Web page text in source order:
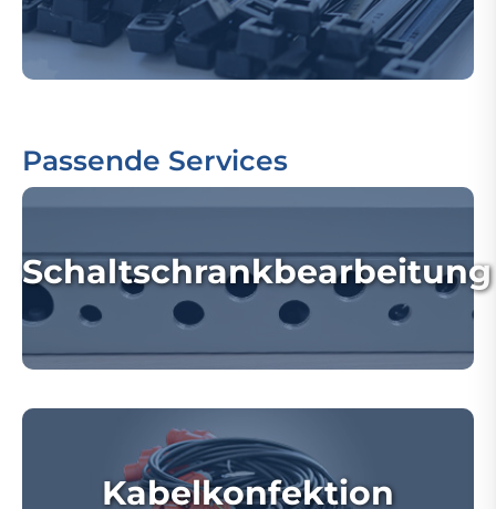
Passende Services
Schaltschrankbearbeitung
Kabelkonfektion